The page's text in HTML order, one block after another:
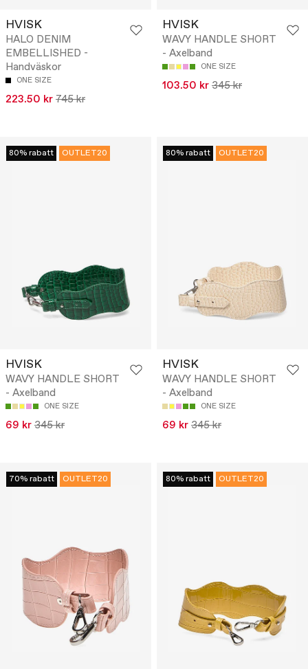
HVISK
HALO DENIM
EMBELLISHED -
Handväskor
ONE SIZE
223.50 kr 745 kr
HVISK
WAVY HANDLE SHORT
- Axelband
ONE SIZE
103.50 kr 345 kr
80% rabatt OUTLET20
HVISK
WAVY HANDLE SHORT
- Axelband
ONE SIZE
69 kr 345 kr
80% rabatt OUTLET20
HVISK
WAVY HANDLE SHORT
- Axelband
ONE SIZE
69 kr 345 kr
70% rabatt OUTLET20 80% rabatt OUTLET20